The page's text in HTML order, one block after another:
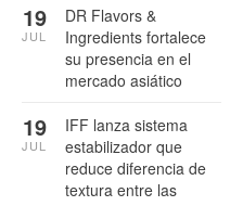
DR Flavors &
Ingredients fortalece
su presencia en el
mercado asiático
19
JUL
IFF lanza sistema
estabilizador que
reduce diferencia de
textura entre las
19
JUL